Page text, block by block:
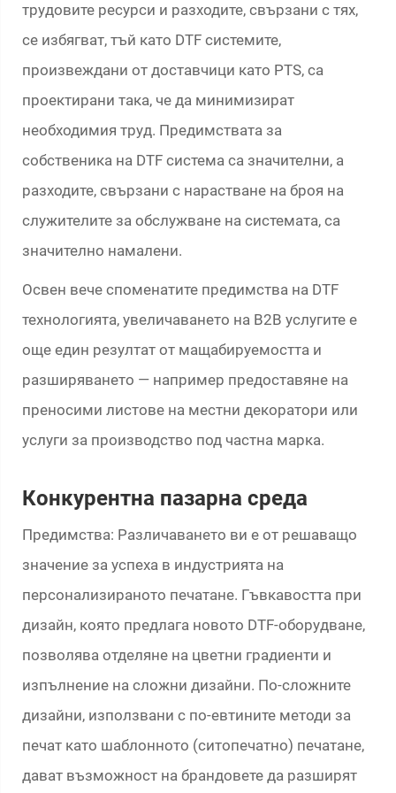
трудовите ресурси и разходите, свързани с тях,
се избягват, тъй като DTF системите,
произвеждани от доставчици като PTS, са
проектирани така, че да минимизират
необходимия труд. Предимствата за
собственика на DTF система са значителни, а
разходите, свързани с нарастване на броя на
служителите за обслужване на системата, са
значително намалени.
Освен вече споменатите предимства на DTF
технологията, увеличаването на B2B услугите е
още един резултат от мащабируемостта и
разширяването — например предоставяне на
преносими листове на местни декоратори или
услуги за производство под частна марка.
Конкурентна пазарна среда
Предимства: Различаването ви е от решаващо
значение за успеха в индустрията на
персонализираното печатане. Гъвкавостта при
дизайн, която предлага новото DTF-оборудване,
позволява отделяне на цветни градиенти и
изпълнение на сложни дизайни. По-сложните
дизайни, използвани с по-евтините методи за
печат като шаблонното (ситопечатно) печатане,
дават възможност на брандовете да разширят